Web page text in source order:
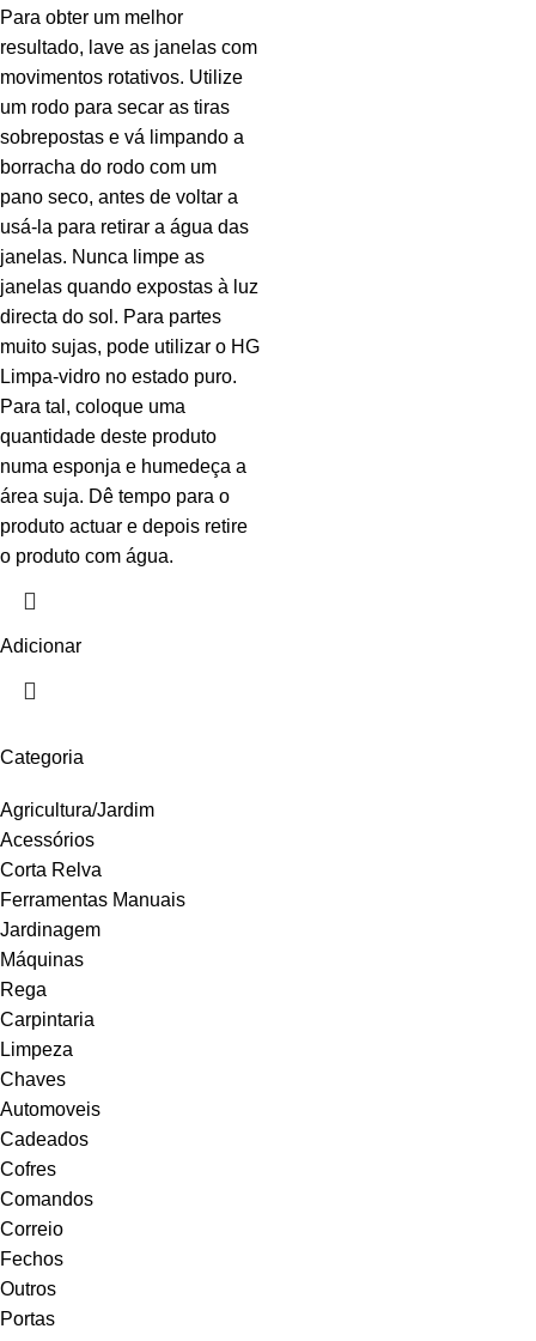
Categoria
Agricultura/Jardim
Acessórios
Corta Relva
Ferramentas Manuais
Jardinagem
Máquinas
Rega
Carpintaria
Limpeza
Chaves
Automoveis
Cadeados
Cofres
Comandos
Correio
Fechos
Outros
Portas
Para obter um melhor
resultado, lave as janelas com
movimentos rotativos. Utilize
um rodo para secar as tiras
sobrepostas e vá limpando a
borracha do rodo com um
pano seco, antes de voltar a
usá-la para retirar a água das
janelas. Nunca limpe as
janelas quando expostas à luz
directa do sol. Para partes
muito sujas, pode utilizar o HG
Limpa-vidro no estado puro.
Para tal, coloque uma
quantidade deste produto
numa esponja e humedeça a
área suja. Dê tempo para o
produto actuar e depois retire
o produto com água.
Adicionar